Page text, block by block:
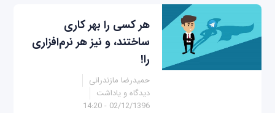
هر کسی را بهر کاری
ساختند، و نیز هر نرم‌افزاری
را!
حمیدرضا مازندرانی
دیدگاه و یاداشت
02/12/1396 - 14:20